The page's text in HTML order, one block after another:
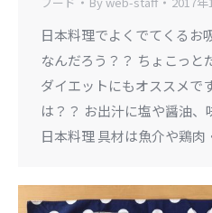
日本料理でよくでてくるお
なんだろう？？ ちょこっと
ダイエットにもオススメ
は？？ お出汁に塩や醤油
日本料理 具材は魚介や鶏